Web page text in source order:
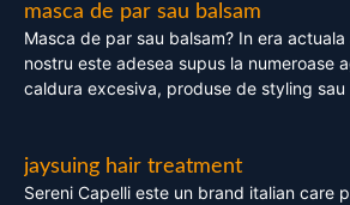
masca de par sau balsam
Masca de par sau balsam? In era
nostru este adesea supus la numeroase
caldura excesiva, produse de styling sau
jaysuing hair treatment
Sereni Capelli este un brand italian care